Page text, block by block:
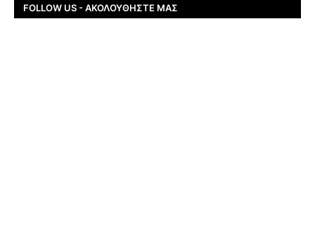
FOLLOW US - ΑΚΟΛΟΥΘΉΣΤΕ ΜΑΣ